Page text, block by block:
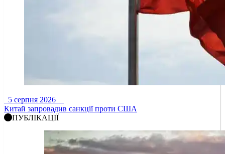
5 серпня 2026
Китай запровадив санкції проти США
ПУБЛІКАЦІЇ